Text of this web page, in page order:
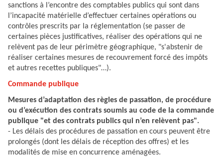
sanctions à l’encontre des comptables publics qui sont dans
l’incapacité matérielle d’effectuer certaines opérations ou
contrôles prescrits par la réglementation (se passer de
certaines pièces justificatives, réaliser des opérations qui ne
relèvent pas de leur périmètre géographique, "s'abstenir de
réaliser certaines mesures de recouvrement forcé des impôts
et autres recettes publiques"…).
Commande publique
Mesures d’adaptation des règles de passation, de procédure
ou d’exécution des contrats soumis au code de la commande
publique "et des contrats publics qui n’en relèvent pas".
- Les délais des procédures de passation en cours peuvent être
prolongés (dont les délais de réception des offres) et les
modalités de mise en concurrence aménagées.